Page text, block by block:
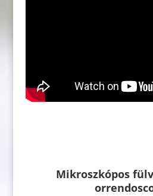
Mikroszkópos